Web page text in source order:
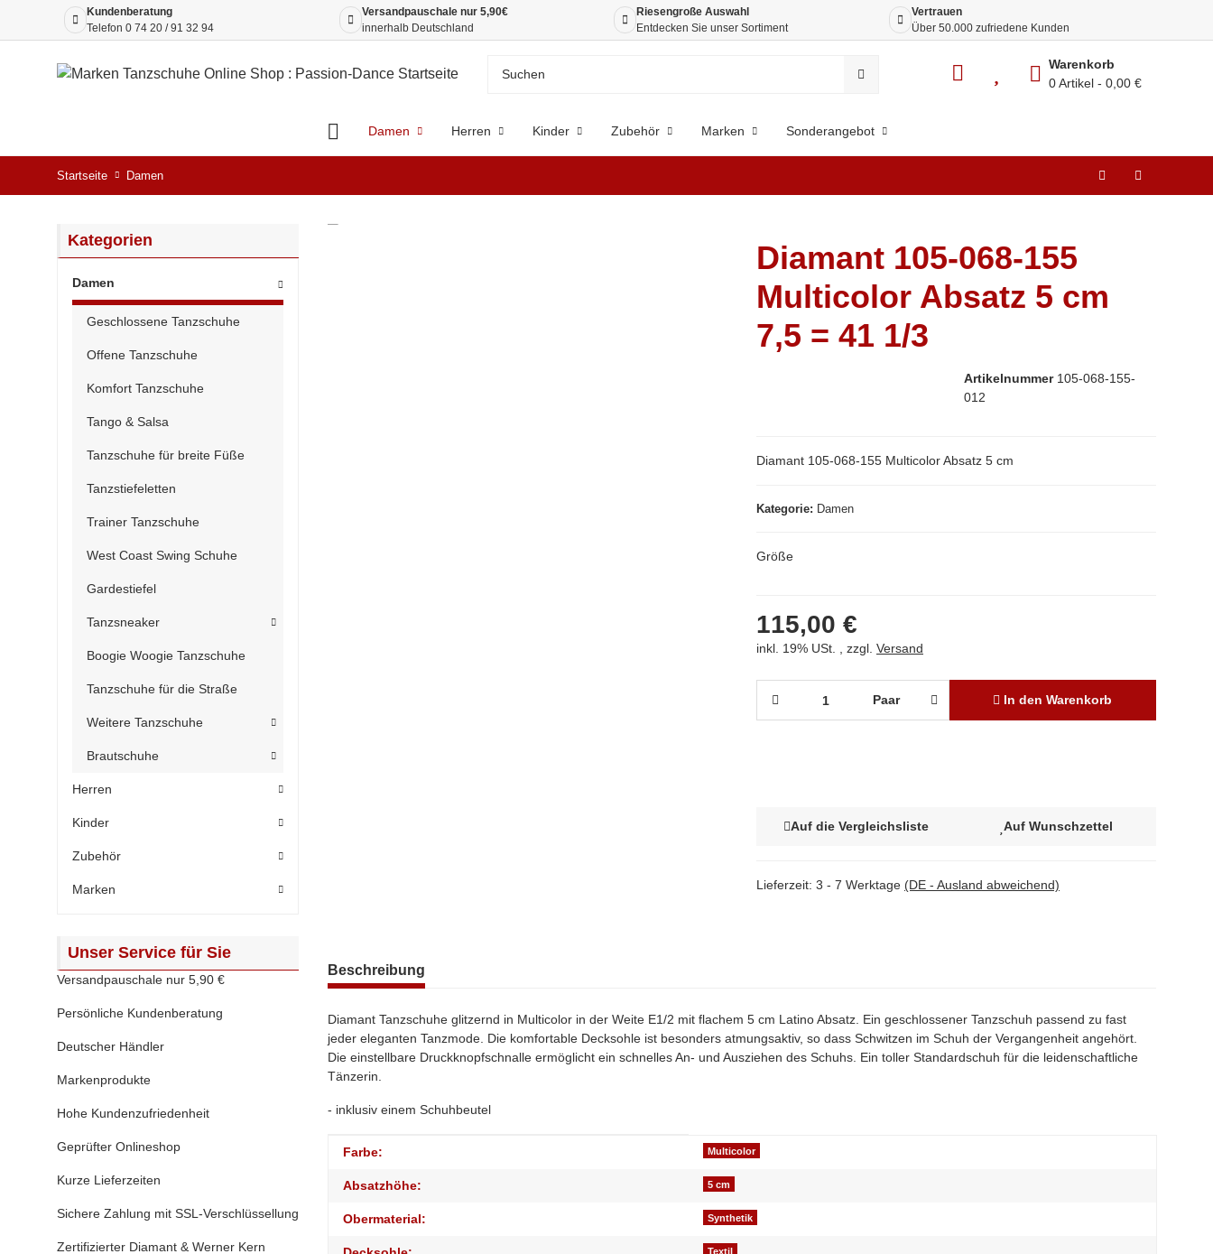
Kundenberatung
Telefon 0 74 20 / 91 32 94
Versandpauschale nur 5,90€
innerhalb Deutschland
Riesengroße Auswahl
Entdecken Sie unser Sortiment
Vertrauen
Über 50.000 zufriedene Kunden
Damen Herren Kinder Zubehör Marken Sonderangebot
Warenkorb
0 Artikel
0,00 €
Startseite Damen
Diamant 105-068-155
Multicolor Absatz 5 cm
7,5 = 41 1/3
Artikelnummer 105-068-155-
012
Kategorie Damen
Diamant 105-068-155 Multicolor Absatz 5 cm
Größe
115,00 €
inkl. 19% USt. , zzgl. Versand
Auf die Vergleichsliste Auf Wunschzettel
Paar In den Warenkorb
Lieferzeit: 3 - 7 Werktage (DE - Ausland abweichend)
Beschreibung
Diamant Tanzschuhe glitzernd in Multicolor in der Weite E1/2 mit flachem 5 cm Latino Absatz. Ein geschlossener Tanzschuh passend zu fast
jeder eleganten Tanzmode. Die komfortable Decksohle ist besonders atmungsaktiv, so dass Schwitzen im Schuh der Vergangenheit angehört.
Die einstellbare Druckknopfschnalle ermöglicht ein schnelles An- und Ausziehen des Schuhs. Ein toller Standardschuh für die leidenschaftliche
Tänzerin.
- inklusiv einem Schuhbeutel
Produkteigenschaft
Wert
Farbe: Multicolor
Absatzhöhe: 5 cm
Obermaterial: Synthetik
Textil
Kategorien
Damen
Geschlossene Tanzschuhe
Offene Tanzschuhe
Komfort Tanzschuhe
Tango & Salsa
Tanzschuhe für breite Füße
Tanzstiefeletten
Trainer Tanzschuhe
West Coast Swing Schuhe
Gardestiefel
Tanzsneaker
Boogie Woogie Tanzschuhe
Tanzschuhe für die Straße
Weitere Tanzschuhe
Brautschuhe
Herren
Kinder
Zubehör
Marken
Unser Service für Sie
Versandpauschale nur 5,90 €
Persönliche Kundenberatung
Deutscher Händler
Markenprodukte
Hohe Kundenzufriedenheit
Geprüfter Onlineshop
Kurze Lieferzeiten
Sichere Zahlung mit SSL-Verschlüssellung
Zertifizierter Diamant & Werner Kern